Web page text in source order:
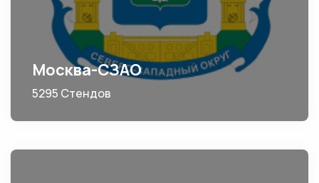
Москва-СЗАО
5295 Стендов